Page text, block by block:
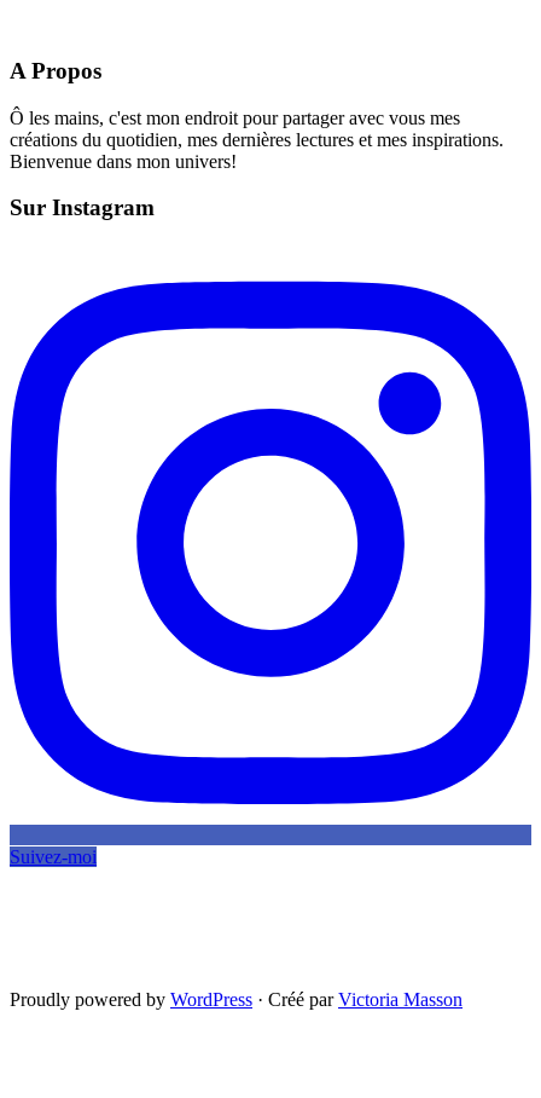
A Propos
Ô les mains, c'est mon endroit pour partager avec vous mes
créations du quotidien, mes dernières lectures et mes inspirations.
Bienvenue dans mon univers!
Sur Instagram
Suivez-moi
Proudly powered by WordPress · Créé parVictoria Masson